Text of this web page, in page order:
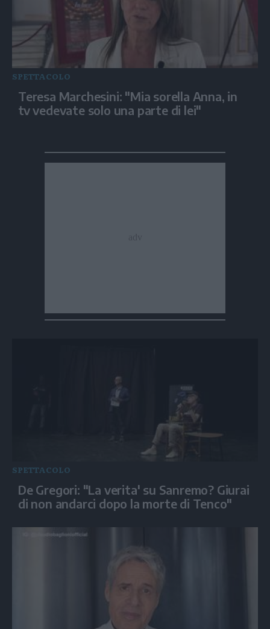
SPETTACOLO
Teresa Marchesini: "Mia sorella Anna, in
tv vedevate solo una parte di lei"
SPETTACOLO
De Gregori: "La verita' su Sanremo? Giurai
di non andarci dopo la morte di Tenco"